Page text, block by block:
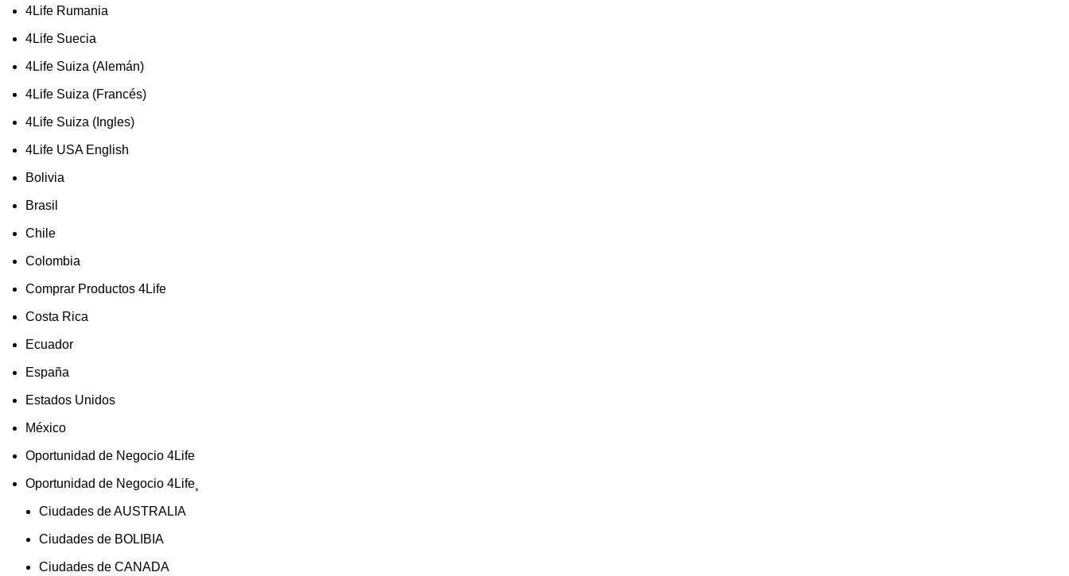
4Life Rumania
4Life Suecia
4Life Suiza (Alemán)
4Life Suiza (Francés)
4Life Suiza (Ingles)
4Life USA English
Bolivia
Brasil
Chile
Colombia
Comprar Productos 4Life
Costa Rica
Ecuador
España
Estados Unidos
México
Oportunidad de Negocio 4Life
Oportunidad de Negocio 4Life¸
Ciudades de AUSTRALIA
Ciudades de BOLIBIA
Ciudades de CANADA